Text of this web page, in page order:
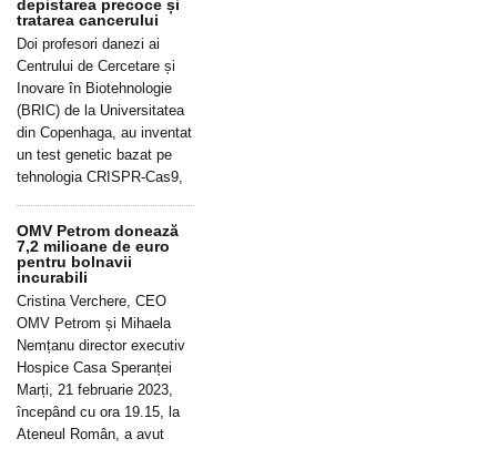
depistarea precoce și
tratarea cancerului
Doi profesori danezi ai
Centrului de Cercetare și
Inovare în Biotehnologie
(BRIC) de la Universitatea
din Copenhaga, au inventat
un test genetic bazat pe
tehnologia CRISPR-Cas9,
OMV Petrom donează
7,2 milioane de euro
pentru bolnavii
incurabili
Cristina Verchere, CEO
OMV Petrom și Mihaela
Nemțanu director executiv
Hospice Casa Speranței
Marți, 21 februarie 2023,
începând cu ora 19.15, la
Ateneul Român, a avut